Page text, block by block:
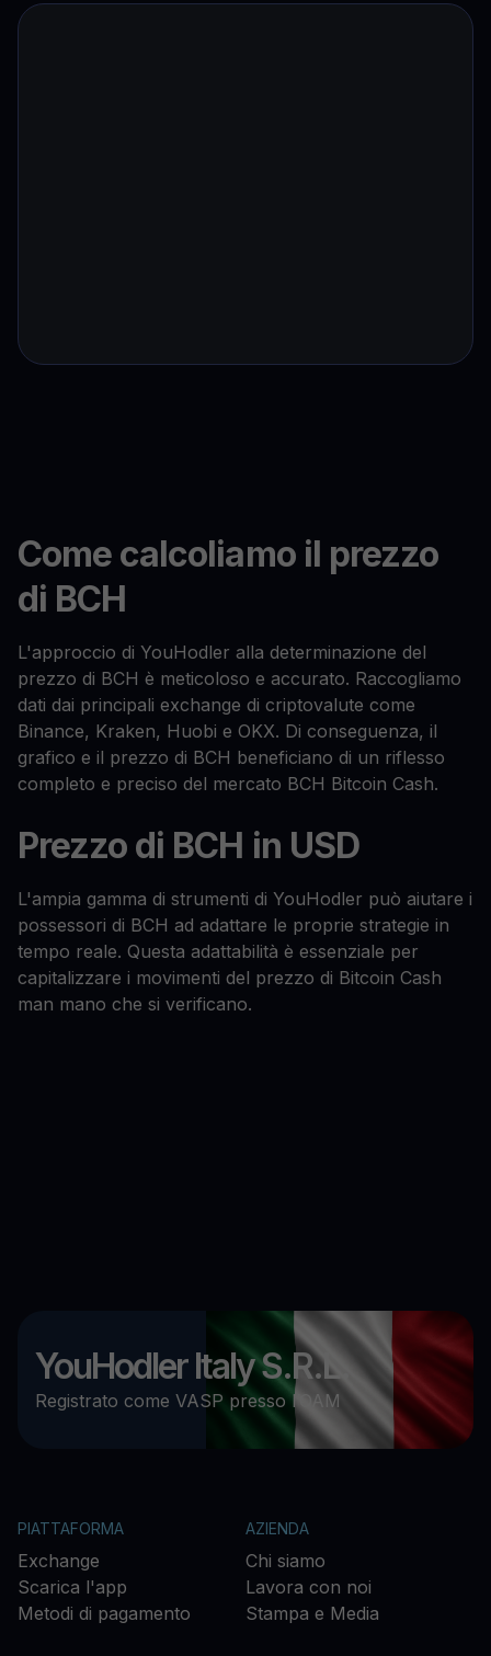
Come calcoliamo il prezzo
di BCH
L'approccio di YouHodler alla determinazione del
prezzo di BCH è meticoloso e accurato. Raccogliamo
dati dai principali exchange di criptovalute come
Binance, Kraken, Huobi e OKX. Di conseguenza, il
grafico e il prezzo di BCH beneficiano di un riflesso
completo e preciso del mercato BCH Bitcoin Cash.
Prezzo di BCH in USD
L'ampia gamma di strumenti di YouHodler può aiutare i
possessori di BCH ad adattare le proprie strategie in
tempo reale. Questa adattabilità è essenziale per
capitalizzare i movimenti del prezzo di Bitcoin Cash
man mano che si verificano.
YouHodler Italy S.R.L.
Registrato come VASP presso l’OAM
PIATTAFORMA
Exchange
Scarica l'app
Metodi di pagamento
AZIENDA
Chi siamo
Lavora con noi
Stampa e Media